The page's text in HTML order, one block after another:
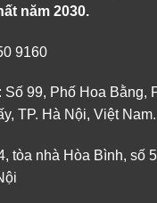
năm 2030.
9160
Số 99, Phố Hoa Bằng,
TP. Hà Nội, Việt Nam.
tòa nhà Hòa Bình, số